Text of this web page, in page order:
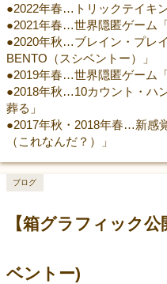
●2022年春…トリックテイキ
●2021年春…世界隠匿ゲーム
●2020年秋…ブレイン・プレ
BENTO（スシベントー）」
●2019年春…世界隠匿ゲーム「
●2018年秋…10カウント・ハ
葬る」
●2017年秋・2018年春…新感
（これなんだ？）」
【箱グラフィック
ベントー)
ブログ